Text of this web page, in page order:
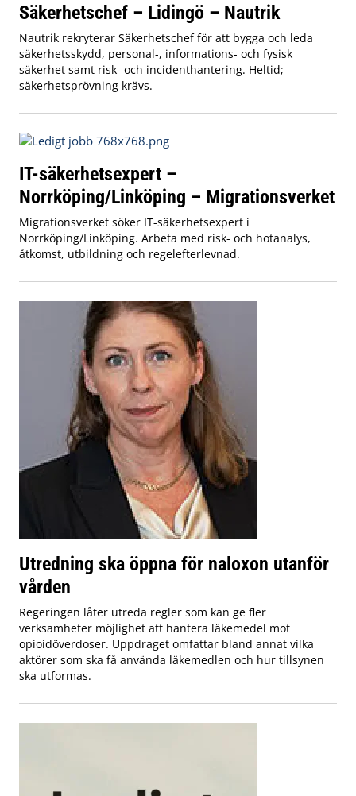
Säkerhetschef – Lidingö – Nautrik
Nautrik rekryterar Säkerhetschef för att bygga och leda
säkerhetsskydd, personal-, informations- och fysisk
säkerhet samt risk- och incidenthantering. Heltid;
säkerhetsprövning krävs.
IT-säkerhetsexpert –
Norrköping/Linköping – Migrationsverket
Migrationsverket söker IT-säkerhetsexpert i
Norrköping/Linköping. Arbeta med risk- och hotanalys,
åtkomst, utbildning och regelefterlevnad.
Utredning ska öppna för naloxon utanför
vården
Regeringen låter utreda regler som kan ge fler
verksamheter möjlighet att hantera läkemedel mot
opioidöverdoser. Uppdraget omfattar bland annat vilka
aktörer som ska få använda läkemedlen och hur tillsynen
ska utformas.